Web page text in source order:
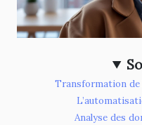
Transformation de
Analyse des